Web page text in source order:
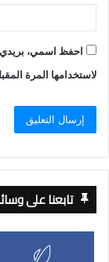
احفظ اسمي، بريدي
لاستخدامها المرة
تابعنا على